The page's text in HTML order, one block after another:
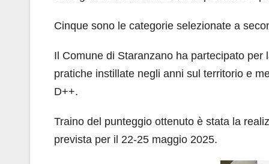
Cinque sono le categorie selezionate a
Il Comune di Staranzano ha partecipato per
pratiche instillate negli anni sul territorio e
D++.
Traino del punteggio ottenuto è stata la
prevista per il 22-25 maggio 2025.